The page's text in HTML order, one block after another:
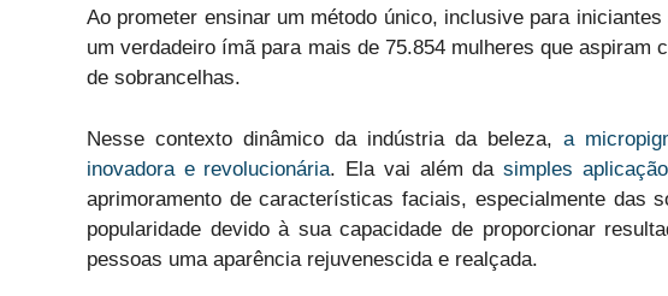
Ao prometer ensinar um método único, inclusive para
um verdadeiro ímã para mais de 75.854 mulheres que aspiram
de sobrancelhas.
Nesse contexto dinâmico da indústria da beleza, a
inovadora e revolucionária. Ela vai além dasimples
aprimoramento de características faciais, especialmente das
popularidade devido à sua capacidade de proporcionar
pessoas uma aparência rejuvenescida e realçada.